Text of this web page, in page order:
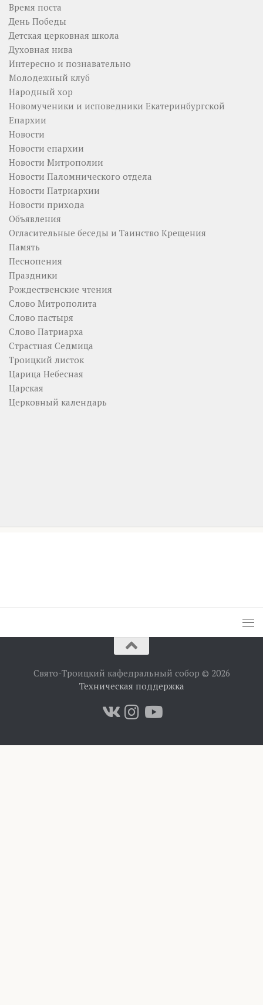
Время поста
День Победы
Детская церковная школа
Духовная нива
Интересно и познавательно
Молодежный клуб
Народный хор
Новомученики и исповедники Екатеринбургской
Епархии
Новости
Новости епархии
Новости Митрополии
Новости Паломнического отдела
Новости Патриархии
Новости прихода
Объявления
Огласительные беседы и Таинство Крещения
Память
Песнопения
Праздники
Рождественские чтения
Слово Митрополита
Слово пастыря
Слово Патриарха
Страстная Седмица
Троицкий листок
Царица Небесная
Царская
Церковный календарь
Свято-Троицкий кафедральный собор © 2026
Техническая поддержка